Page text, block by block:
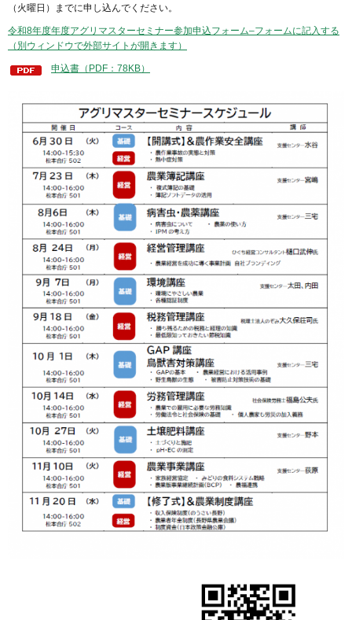
（火曜日）までに申し込んでください。
令和8年度年度アグリマスターセミナー参加申込フォーム–フォームに記入する
（別ウィンドウで外部サイトが開きます）
申込書（PDF：78KB）